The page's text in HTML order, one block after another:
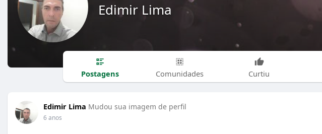
Edimir Lima
Postagens Comunidades Curtiu
Edimir Lima Mudou sua imagem de perfil
6 anos